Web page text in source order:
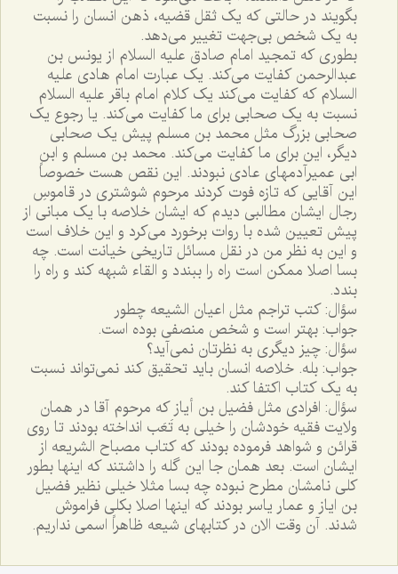
بگويند در حالتى که يک ثقل قضيه، ذهن انسان را نسبت
به يک شخص بى‌جهت تغيير مى‌دهد.
بطورى که تمجيد امام صادق عليه السلام از يونس بن
عبدالرحمن کفايت مى‌کند. يک عبارت امام هادى عليه
السلام که کفايت مى‌کند يک کلام امام باقر عليه السلام
نسبت به يک صحابى براى ما کفايت مى‌کند. يا رجوع يک
صحابى بزرگ مثل محمد بن مسلم پيش يک صحابى
ديگر، اين براى ما کفايت مى‌کند. محمد بن مسلم و ابن
ابى عميرآدمهاى عادى نبودند. اين نقص هست خصوصاً
اين آقايى که تازه فوت کردند مرحوم شوشترى در قاموسِ
رجال ايشان مطالبى ديدم که ايشان خلاصه با يک مبانى از
پيش تعيين شده با روات برخورد مى‌کرد و اين خلاف است
و اين به نظر من در نقل مسائل تاريخى خيانت است. چه
بسا اصلا ممکن است راه را ببندد و القاء شبهه کند و راه را
بندد.
سؤال: کتب تراجم مثل اعيان الشيعه چطور
جواب: بهتر است و شخص منصفى بوده است.
سؤال: چيز ديگرى به نظرتان نمى‌آيد؟
جواب: بله. خلاصه انسان بايد تحقيق کند نمى‌تواند نسبت
به يک کتاب اکتفا کند.
سؤال: افرادى مثل فضيل بن أياز که مرحوم آقا در همان
ولايت فقيه خودشان را خيلى به تَعَب انداخته بودند تا روى
قرائن و شواهد فرموده بودند که کتاب مصباح الشريعه از
ايشان است. بعد همان جا اين گله را داشتند که اينها بطور
کلى نامشان مطرح نبوده چه بسا مثلا خيلى نظير فضيل
بن اياز و عمار ياسر بودند که اينها اصلا بکلى فراموش
شدند. آن وقت الان در کتابهاى شيعه ظاهراً اسمى نداريم.